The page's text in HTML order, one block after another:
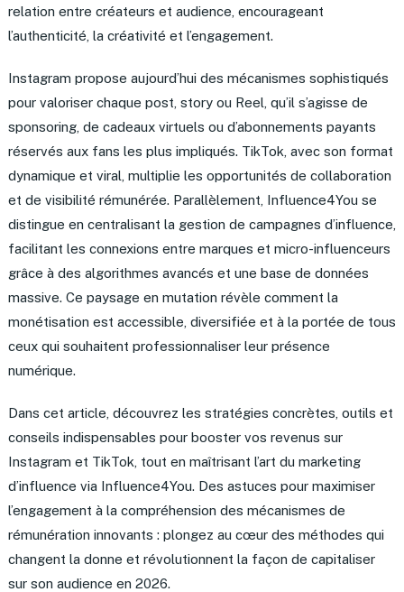
relation entre créateurs et audience, encourageant
l’authenticité, la créativité et l’engagement.
Instagram propose aujourd’hui des mécanismes sophistiqués
pour valoriser chaque post, story ou Reel, qu’il s’agisse de
sponsoring, de cadeaux virtuels ou d’abonnements payants
réservés aux fans les plus impliqués. TikTok, avec son format
dynamique et viral, multiplie les opportunités de collaboration
et de visibilité rémunérée. Parallèlement, Influence4You se
distingue en centralisant la gestion de campagnes d’influence,
facilitant les connexions entre marques et micro-influenceurs
grâce à des algorithmes avancés et une base de données
massive. Ce paysage en mutation révèle comment la
monétisation est accessible, diversifiée et à la portée de tous
ceux qui souhaitent professionnaliser leur présence
numérique.
Dans cet article, découvrez les stratégies concrètes, outils et
conseils indispensables pour booster vos revenus sur
Instagram et TikTok, tout en maîtrisant l’art du marketing
d’influence via Influence4You. Des astuces pour maximiser
l’engagement à la compréhension des mécanismes de
rémunération innovants : plongez au cœur des méthodes qui
changent la donne et révolutionnent la façon de capitaliser
sur son audience en 2026.